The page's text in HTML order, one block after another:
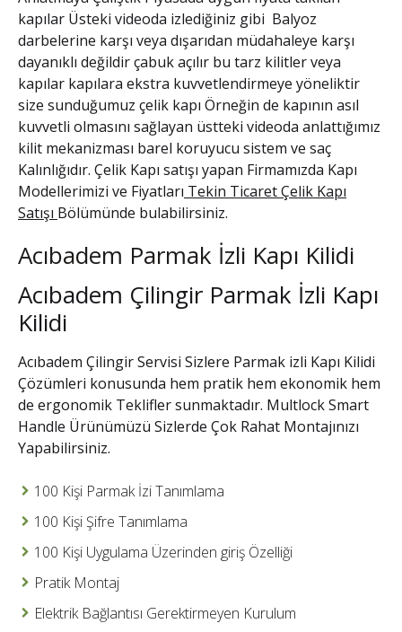
kapılar Üsteki videoda izlediğiniz gibi Balyoz
darbelerine karşı veya dışarıdan müdahaleye karşı
dayanıklı değildir çabuk açılır bu tarz kilitler veya
kapılar kapılara ekstra kuvvetlendirmeye yöneliktir
size sunduğumuz çelik kapı Örneğin de kapının asıl
kuvvetli olmasını sağlayan üstteki videoda anlattığımız
kilit mekanizması barel koruyucu sistem ve saç
Kalınlığıdır. Çelik Kapı satışı yapan Firmamızda Kapı
Modellerimizi ve Fiyatları Tekin Ticaret Çelik Kapı
Satışı Bölümünde bulabilirsiniz.
Acıbadem Parmak İzli Kapı Kilidi
Acıbadem Çilingir Parmak İzli Kapı
Kilidi
Acıbadem ÇilingirServisi Sizlere Parmak izli Kapı Kilidi
Çözümleri konusunda hem pratik hem ekonomik hem
de ergonomik Teklifler sunmaktadır. Multlock Smart
Handle Ürünümüzü Sizlerde Çok Rahat Montajınızı
Yapabilirsiniz.
100 Kişi Parmak İzi Tanımlama
100 Kişi Şifre Tanımlama
100 Kişi Uygulama Üzerinden giriş Özelliği
Pratik Montaj
Elektrik Bağlantısı Gerektirmeyen Kurulum